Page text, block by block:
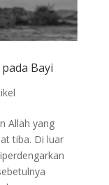
Bayi
Allah yang
tiba. Di luar